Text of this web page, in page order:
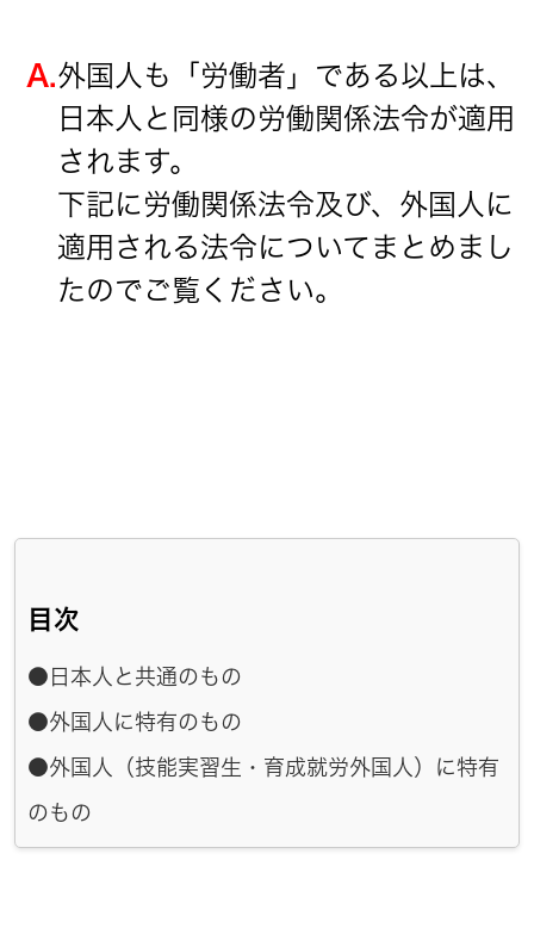
A.外国人も「労働者」である以上は、
日本人と同様の労働関係法令が適用
されます。
下記に労働関係法令及び、外国人に
適用される法令についてまとめまし
たのでご覧ください。
目次
●日本人と共通のもの
●外国人に特有のもの
●外国人（技能実習生・育成就労外国人）に特有
のもの